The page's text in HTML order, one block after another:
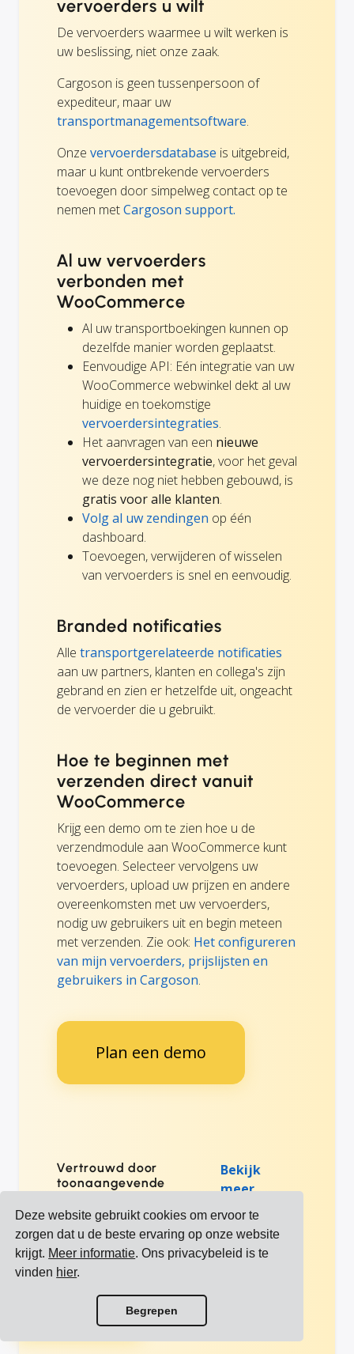
Deze website gebruikt cookies om ervoor te
zorgen dat u de beste ervaring op onze website
krijgt. Meer informatie. Ons privacybeleid is te
vinden hier.
Begrepen
vervoerders u wilt
De vervoerders waarmee u wilt werken is
uw beslissing, niet onze zaak.
Cargoson is geen tussenpersoon of
expediteur, maar uw
transportmanagementsoftware.
Onze vervoerdersdatabase is uitgebreid,
maar u kunt ontbrekende vervoerders
toevoegen door simpelweg contact op te
nemen metCargoson support.
Al uw vervoerders
verbonden met
WooCommerce
Al uw transportboekingen kunnen op
dezelfde manier worden geplaatst.
Eenvoudige API: Eén integratie van uw
WooCommerce webwinkel dekt al uw
huidige en toekomstige
vervoerdersintegraties.
Het aanvragen van een nieuwe
vervoerdersintegratie, voor het geval
we deze nog niet hebben gebouwd, is
gratis voor alle klanten.
Volg al uw zendingen op één
dashboard.
Toevoegen, verwijderen of wisselen
van vervoerders is snel en eenvoudig.
Branded notificaties
Alle transportgerelateerde notificaties
aan uw partners, klanten en collega's zijn
gebrand en zien er hetzelfde uit, ongeacht
de vervoerder die u gebruikt.
Hoe te beginnen met
verzenden direct vanuit
WooCommerce
Krijg een demo om te zien hoe u de
verzendmodule aan WooCommerce kunt
toevoegen. Selecteer vervolgens uw
vervoerders, upload uw prijzen en andere
overeenkomsten met uw vervoerders,
nodig uw gebruikers uit en begin meteen
met verzenden. Zie ook: Het configureren
van mijn vervoerders, prijslijsten en
gebruikers in Cargoson.
Plan een demo
Vertrouwd door
toonaangevende
Bekijk
meer
referenties
Bekijk alle integraties
Bekijk alle vervoerders